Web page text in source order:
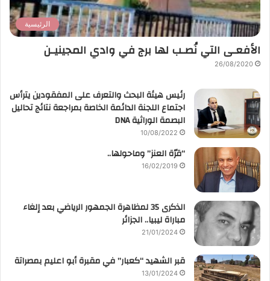
الرئيسية
الأفعـى التي نُصـب لها برج في وادي المجينيـن
26/08/2020
رئيس هيئة البحث والتعرف على المفقودين يترأس
اجتماع اللجنة الدائمة الخاصة بمراجعة نتائج تحاليل
البصمة الوراثية DNA
10/08/2022
“قرّة العنز” وماحولها..
16/02/2019
الذكرى 35 لمظاهرة الجمهور الرياضي بعد إلغاء
مباراة ليبيا.. الجزائر
21/01/2024
قبر الشهيد “كعبار” في مقبرة أبو اعليم بمصراتة
13/01/2024